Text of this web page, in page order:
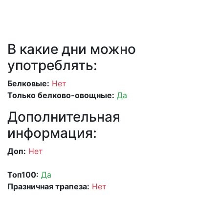
В какие дни можно
употреблять:
Белковые: Нет
Только белково-овощные: Да
Дополнительная
информация:
Доп: Нет
Топ100: Да
Празничная трапеза: Нет